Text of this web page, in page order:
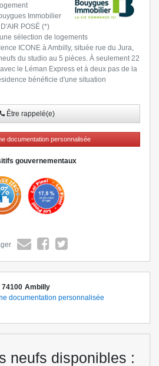
Immobilier
POSÉ (*)
sélection de logements
ICONE à Ambilly, située rue du Jura,
du studio au 5 pièces. À seulement 22
le Léman Express et à deux pas de la
bénéficie d'une situation
Les logements offrent des
soleil orientables, des locaux vélos
sécurisés. La résidence met
terrasse partagée avec des jardins
Profitez des dispositifs avantageux
Ambilly.
de l’offre sur simple demande ou sur
Contactez-nous dès à présent au
notre résidence et rencontrez nos
Être rappelé(e)
documentation personnalisée
gouvernementaux
74100 Ambilly
documentation personnalisée
neufs disponibles :